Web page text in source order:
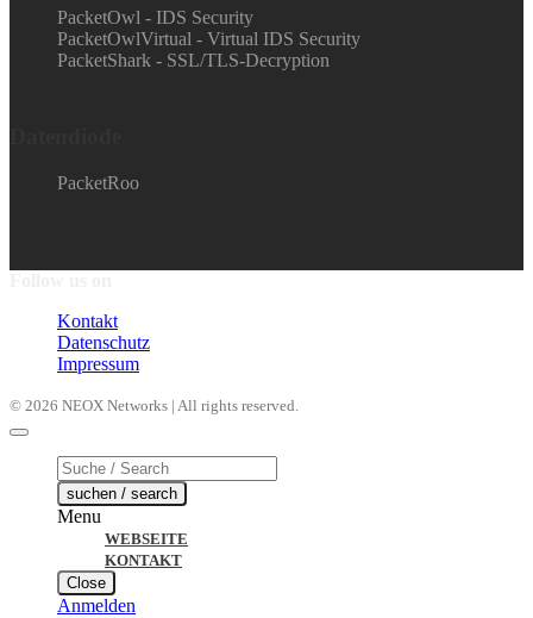
PacketOwl - IDS Security
PacketOwlVirtual - Virtual IDS Security
PacketShark - SSL/TLS-Decryption
PacketRoo
Kontakt
Datenschutz
Impressum
© 2026 NEOX Networks | All rights reserved.
Products
search
suchen / search
Menu
WEBSEITE
KONTAKT
Close
Anmelden